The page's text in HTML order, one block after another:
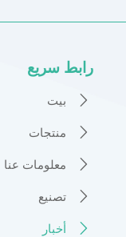
رابط سريع
 بيت
 منتجات
 معلومات عنا
 تصنيع
 أخبار